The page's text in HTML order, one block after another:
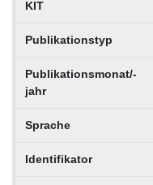
KIT
Publikationstyp
Publikationsmonat/-
jahr
Sprache
Identifikator